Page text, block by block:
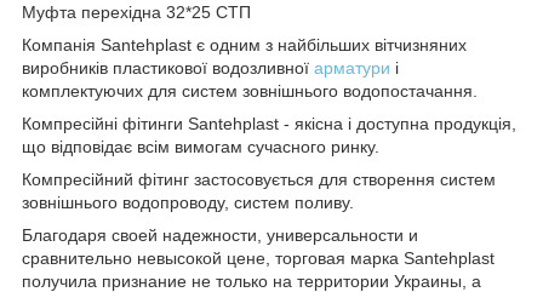
Муфта перехідна 32*25 СТП
Компанія Santehplast є одним з найбільших вітчизняних
виробників пластикової водозливної арматури і
комплектуючих для систем зовнішнього водопостачання.
Компресійні фітинги Santehplast - якісна і доступна продукція,
що відповідає всім вимогам сучасного ринку.
Компресійний фітинг застосовується для створення систем
зовнішнього водопроводу, систем поливу.
Благодаря своей надежности, универсальности и
сравнительно невысокой цене, торговая марка Santehplast
получила признание не только на территории Украины, а